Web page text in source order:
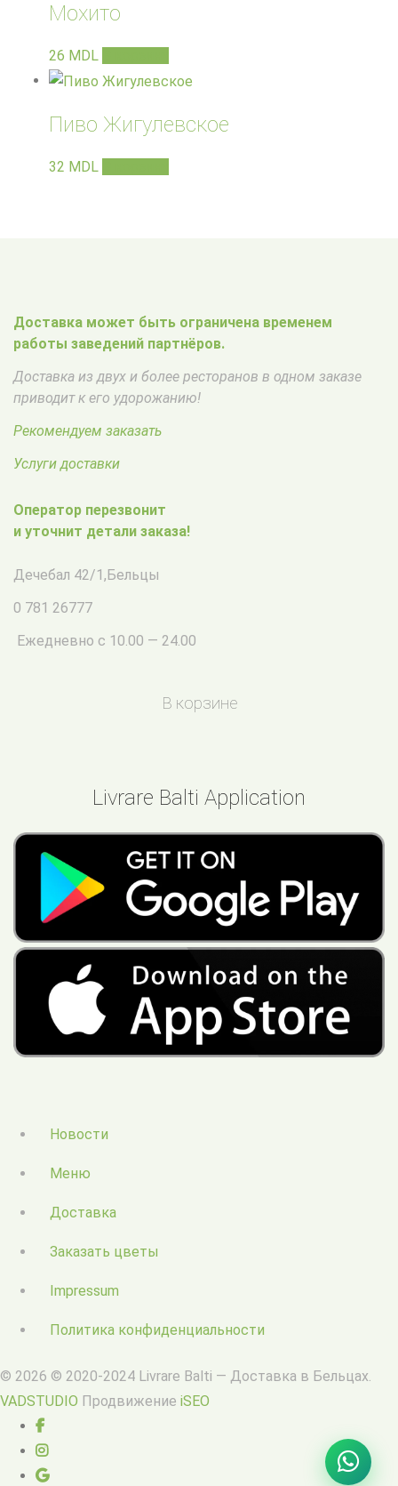
Мохито
26 MDL
Пиво Жигулевское
32 MDL
Доставка может быть ограничена временем
работы заведений партнёров.
Доставка из двух и более ресторанов в одном заказе
приводит к его удорожанию!
Рекомендуем заказать
Услуги доставки
Оператор перезвонит
и уточнит детали заказа!
Дечебал 42/1,Бельцы
0 781 26777
Ежедневно с 10.00 — 24.00
В корзине
Livrare Balti Application
Новости
Меню
Доставка
Заказать цветы
Impressum
Политика конфиденциальности
© 2026 © 2020-2024 Livrare Balti — Доставка в Бельцах.
VADSTUDIO Продвижение iSEO